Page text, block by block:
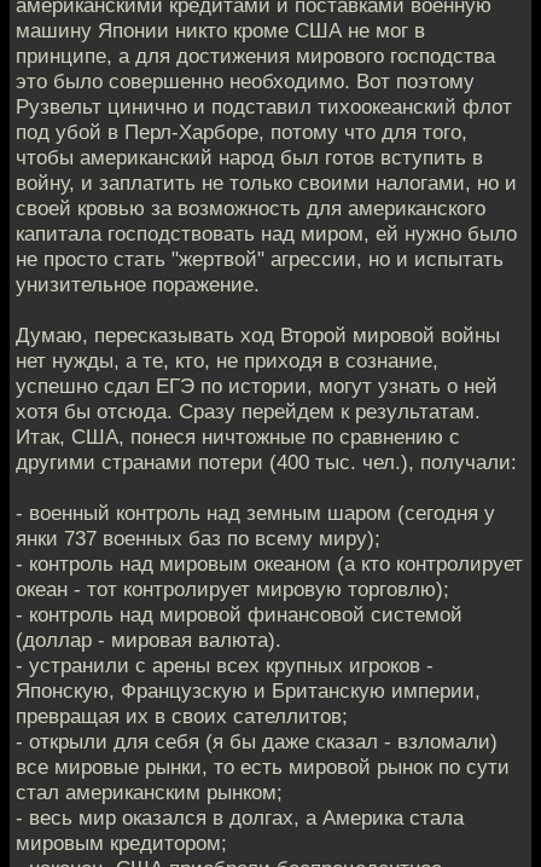
американскими кредитами и поставками военную
машину Японии никто кроме США не мог в
принципе, а для достижения мирового господства
это было совершенно необходимо. Вот поэтому
Рузвельт цинично и подставил тихоокеанский флот
под убой в Перл-Харборе, потому что для того,
чтобы американский народ был готов вступить в
войну, и заплатить не только своими налогами, но и
своей кровью за возможность для американского
капитала господствовать над миром, ей нужно было
не просто стать "жертвой" агрессии, но и испытать
унизительное поражение.
Думаю, пересказывать ход Второй мировой войны
нет нужды, а те, кто, не приходя в сознание,
успешно сдал ЕГЭ по истории, могут узнать о ней
хотя бы отсюда. Сразу перейдем к результатам.
Итак, США, понеся ничтожные по сравнению с
другими странами потери (400 тыс. чел.), получали:
- военный контроль над земным шаром (сегодня у
янки 737 военных баз по всему миру);
- контроль над мировым океаном (а кто контролирует
океан - тот контролирует мировую торговлю);
- контроль над мировой финансовой системой
(доллар - мировая валюта).
- устранили с арены всех крупных игроков -
Японскую, Французскую и Британскую империи,
превращая их в своих сателлитов;
- открыли для себя (я бы даже сказал - взломали)
все мировые рынки, то есть мировой рынок по сути
стал американским рынком;
- весь мир оказался в долгах, а Америка стала
мировым кредитором;